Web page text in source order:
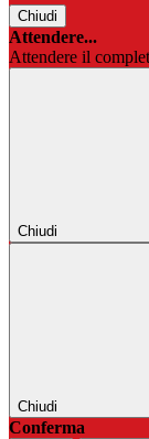
Chiudi
Attendere...
Attendere il
Chiudi
Chiudi
Conferma